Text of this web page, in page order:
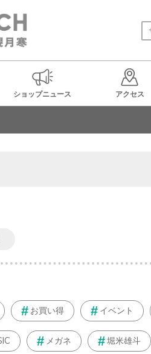
ショップニュース アクセス
お買い得 イベント
メガネ 堀米雄斗